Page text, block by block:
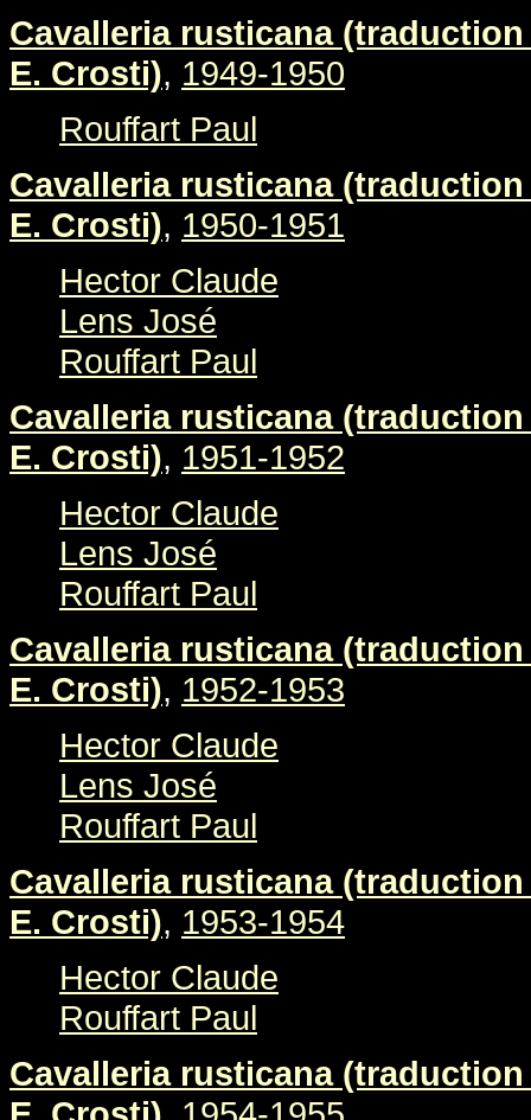
Cavalleria rusticana
E. Crosti), 1949-1950
Rouffart Paul
Cavalleria rusticana
E. Crosti), 1950-1951
Hector Claude
Lens José
Rouffart Paul
Cavalleria rusticana
E. Crosti), 1951-1952
Hector Claude
Lens José
Rouffart Paul
Cavalleria rusticana
E. Crosti), 1952-1953
Hector Claude
Lens José
Rouffart Paul
Cavalleria rusticana
E. Crosti), 1953-1954
Hector Claude
Rouffart Paul
Cavalleria rusticana